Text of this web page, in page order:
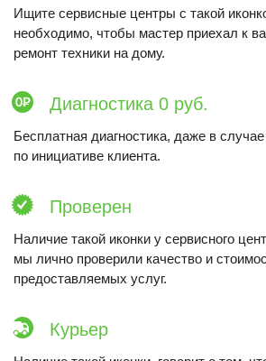
Ищите сервисные центры с такой
необходимо, чтобы мастер приехал к
ремонт техники на дому.
Диагностика 0 руб.
Бесплатная диагностика, даже в
по инициативе клиента.
Проверен
Наличие такой иконки у сервисного
мы лично проверили качество и
предоставляемых услуг.
Курьер